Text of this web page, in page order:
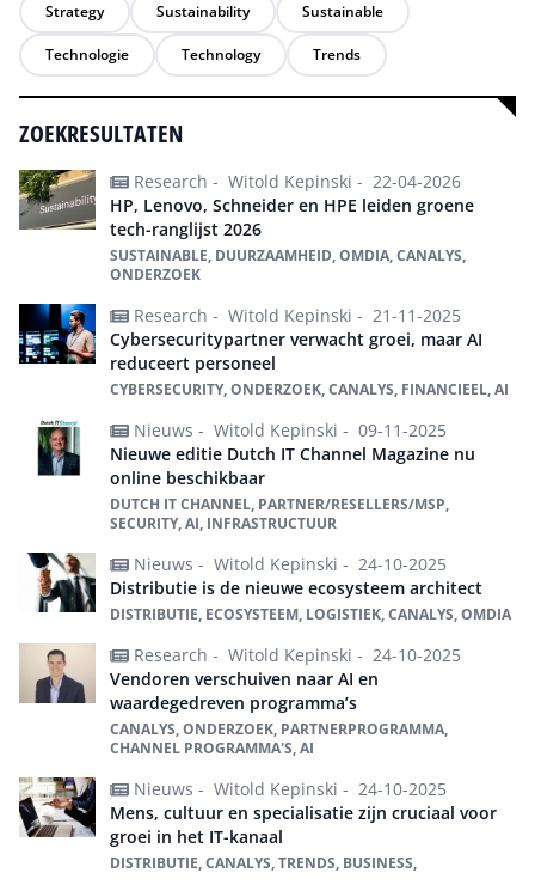
ZOEKRESULTATEN
Research - Witold Kepinski - 22-04-2026
HP, Lenovo, Schneider en HPE leiden groene
tech-ranglijst 2026
SUSTAINABLE, DUURZAAMHEID, OMDIA, CANALYS,
ONDERZOEK
Research - Witold Kepinski - 21-11-2025
Cybersecuritypartner verwacht groei, maar AI
reduceert personeel
CYBERSECURITY, ONDERZOEK, CANALYS, FINANCIEEL, AI
Nieuws - Witold Kepinski - 09-11-2025
Nieuwe editie Dutch IT Channel Magazine nu
online beschikbaar
DUTCH IT CHANNEL, PARTNER/RESELLERS/MSP,
SECURITY, AI, INFRASTRUCTUUR
Nieuws - Witold Kepinski - 24-10-2025
Distributie is de nieuwe ecosysteem architect
DISTRIBUTIE, ECOSYSTEEM, LOGISTIEK, CANALYS, OMDIA
Research - Witold Kepinski - 24-10-2025
Vendoren verschuiven naar AI en
waardegedreven programma’s
CANALYS, ONDERZOEK, PARTNERPROGRAMMA,
CHANNEL PROGRAMMA'S, AI
Nieuws - Witold Kepinski - 24-10-2025
Mens, cultuur en specialisatie zijn cruciaal voor
groei in het IT-kanaal
DISTRIBUTIE, CANALYS, TRENDS, BUSINESS,
Strategy Sustainability Sustainable
Technologie Technology Trends